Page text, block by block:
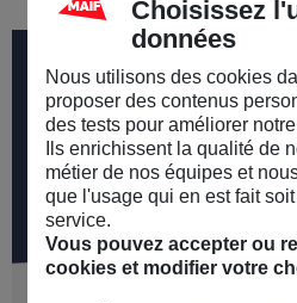
Notre engagement
économie
Découvrir
Choisissez
données
Nous utilisons des cookies
proposer des contenus
des tests pour améliorer
Ils enrichissent la qualité de
métier de nos équipes et
que l'usage qui en est fait
service.
Vous pouvez accepter ou
cookies et modifier votre